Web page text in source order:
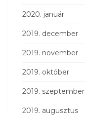
2020. január
2019. december
2019. november
2019. október
2019. szeptember
2019. augusztus